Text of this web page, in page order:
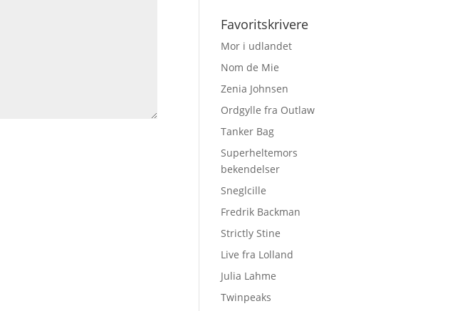
Favoritskrivere
Mor i udlandet
Nom de Mie
Zenia Johnsen
Ordgylle fra Outlaw
Tanker Bag
Superheltemors
bekendelser
Sneglcille
Fredrik Backman
Strictly Stine
Live fra Lolland
Julia Lahme
Twinpeaks